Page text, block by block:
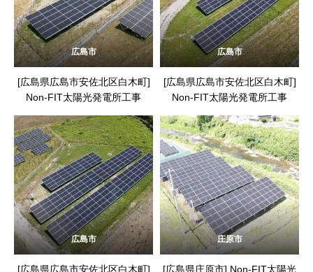
広島市
[広島県広島市安佐北区白木町]
Non-FIT太陽光発電所工事
広島市
[広島県広島市安佐北区白木町]
Non-FIT太陽光発電所工事
広島市
[広島県広島市安佐北区白木町]
庄原市
[広島県庄原市] Non-FIT太陽光